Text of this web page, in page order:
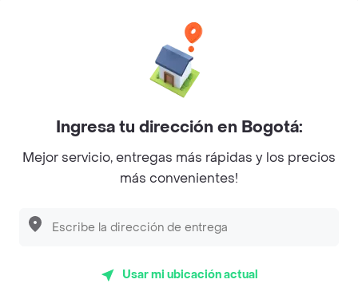
Coca Cola Zero 300 Ml
Agua con gas 300 Ml
$ 8500
Agua sin gas 500 Ml.
Ingresa tu dirección en Bogotá:
Mejor servicio, entregas más rápidas y los precios
más convenientes!
Usar mi ubicación actual